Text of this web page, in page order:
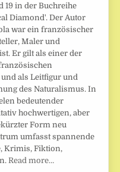
19 in der Buchreihe
Diamond'. Der Autor
war ein französischer
Maler und
Er gilt als einer der
als Leitfigur und
des Naturalismus. In
bedeutender
hochwertigen, aber
Form neu
umfasst spannende
Krimis, Fiktion,
Read more…